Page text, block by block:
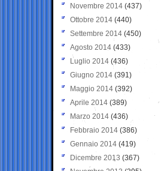
Novembre 2014 (437)
Ottobre 2014 (440)
Settembre 2014 (450)
Agosto 2014 (433)
Luglio 2014 (436)
Giugno 2014 (391)
Maggio 2014 (392)
Aprile 2014 (389)
Marzo 2014 (436)
Febbraio 2014 (386)
Gennaio 2014 (419)
Dicembre 2013 (367)